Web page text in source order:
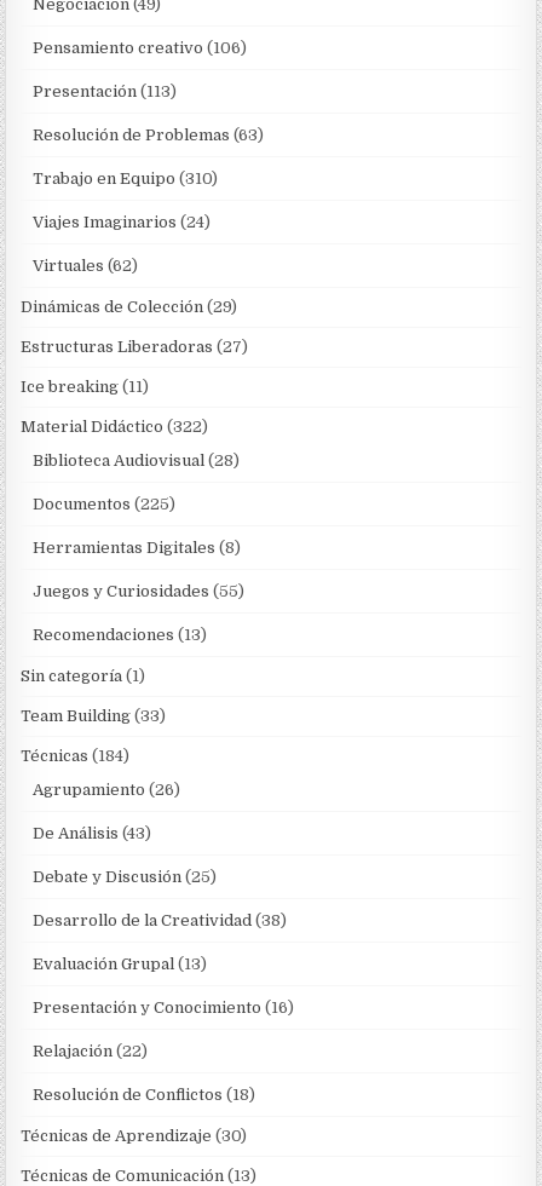
Negociación (49)
Pensamiento creativo (106)
Presentación (113)
Resolución de Problemas (63)
Trabajo en Equipo (310)
Viajes Imaginarios (24)
Virtuales (62)
Dinámicas de Colección (29)
Estructuras Liberadoras (27)
Ice breaking (11)
Material Didáctico (322)
Biblioteca Audiovisual (28)
Documentos (225)
Herramientas Digitales (8)
Juegos y Curiosidades (55)
Recomendaciones (13)
Sin categoría (1)
Team Building (33)
Técnicas (184)
Agrupamiento (26)
De Análisis (43)
Debate y Discusión (25)
Desarrollo de la Creatividad (38)
Evaluación Grupal (13)
Presentación y Conocimiento (16)
Relajación (22)
Resolución de Conflictos (18)
Técnicas de Aprendizaje (30)
Técnicas de Comunicación (13)